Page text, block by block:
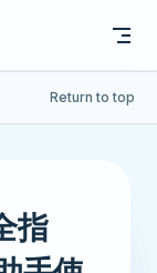
Return to top
指